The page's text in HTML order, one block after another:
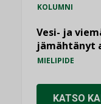
KOLUMNI
Vesi- ja
jämähtänyt
MIELIPIDE
KATSO